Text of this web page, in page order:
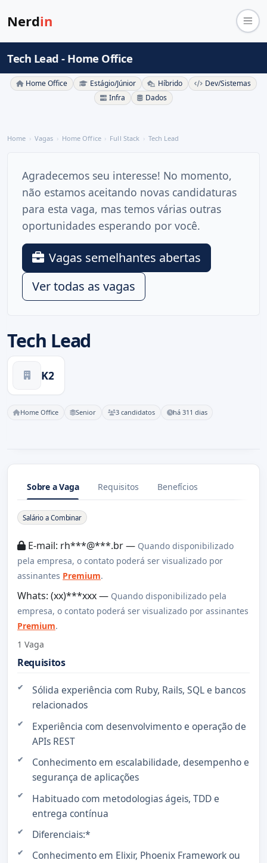
Nerdin
Tech Lead - Home Office
Home Office Estágio/Júnior Híbrido
Dev/Sistemas
Infra
Dados
Home Vagas Home Office Full Stack Tech Lead
Tech Lead
K2
Home Office Senior 3 candidatos há 311 dias
Agradecemos seu interesse! No momento,
não estamos aceitando novas candidaturas
para esta vaga, mas temos várias outras
oportunidades esperando por você.
Vagas semelhantes abertas
Ver todas as vagas
Sobre a Vaga Requisitos Benefícios
Sobre a Vaga
Salário a Combinar
E-mail: rh***@***.br — Quando disponibilizado
pela empresa, o contato poderá ser visualizado por
assinantes Premium.
Whats: (xx)***xxx — Quando disponibilizado pela
empresa, o contato poderá ser visualizado por assinantes
Premium.
1 Vaga
Requisitos
Sólida experiência com Ruby, Rails, SQL e bancos
relacionados
Experiência com desenvolvimento e operação de
APIs REST
Conhecimento em escalabilidade, desempenho e
segurança de aplicações
Habituado com metodologias ágeis, TDD e
entrega contínua
Diferenciais:*
Conhecimento em Elixir, Phoenix Framework ou